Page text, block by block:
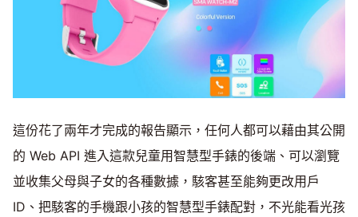
這份花了兩年才完成的報告顯示，任何人都可以藉由其公開
的 Web API 進入這款兒童用智慧型手錶的後端、可以瀏覽
並收集父母與子女的各種數據，駭客甚至能夠更改用戶
ID、把駭客的手機跟小孩的智慧型手錶配對，不光能看光孩